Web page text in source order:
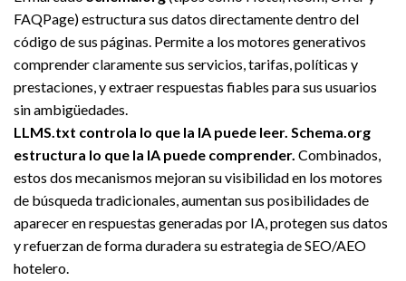
FAQPage) estructura sus datos directamente dentro del
código de sus páginas. Permite a los motores generativos
comprender claramente sus servicios, tarifas, políticas y
prestaciones, y extraer respuestas fiables para sus usuarios
sin ambigüedades.
LLMS.txt controla lo que la IA puede leer. Schema.org
estructura lo que la IA puede comprender. Combinados,
estos dos mecanismos mejoran su visibilidad en los motores
de búsqueda tradicionales, aumentan sus posibilidades de
aparecer en respuestas generadas por IA, protegen sus datos
y refuerzan de forma duradera su estrategia de SEO/AEO
hotelero.